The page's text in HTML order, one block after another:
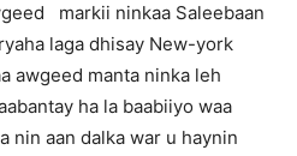
markii ninkaa Saleebaan
laga dhisay New-york
awgeed manta ninka leh
ha la baabiiyo waa
nin aan dalka war u haynin